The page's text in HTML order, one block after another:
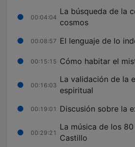
00:04:04
La búsqueda de la
cosmos
00:08:57 El lenguaje de lo
00:15:15 Cómo habitar el
00:16:03
La validación de la
espiritual
00:19:01 Discusión sobre la
00:29:21
La música de los
Castillo